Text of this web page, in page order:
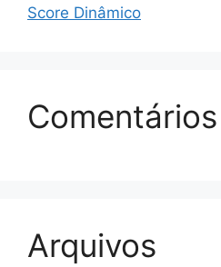
Score Dinâmico
Comentários
Arquivos